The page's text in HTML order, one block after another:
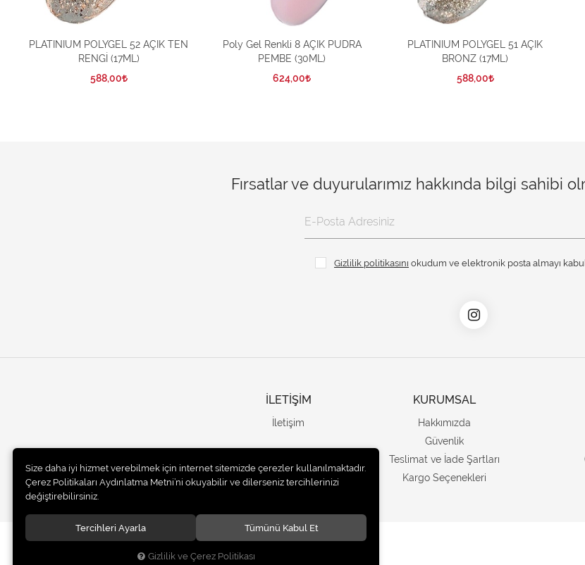
PLATINIUM POLYGEL 52 AÇIK TEN
RENGİ (17ML)
588,00
Poly Gel Renkli 8 AÇIK PUDRA
PEMBE (30ML)
624,00
PLATINIUM POLYGEL 51 AÇIK
BRONZ (17ML)
588,00
Fırsatlar ve duyurularımız hakkında bilgi sahibi
Gizlilik politikasını okudum ve elektronik posta almayı
İLETİŞİM
İletişim
KURUMSAL
Hakkımızda
Güvenlik
Teslimat ve İade Şartları
Kargo Seçenekleri
Size daha iyi hizmet verebilmek için internet sitemizde çerezler kullanılmaktadır.
Çerez Politikaları Aydınlatma Metni’ni okuyabilir ve dilerseniz tercihlerinizi
değiştirebilirsiniz.
Tercihleri Ayarla Tümünü Kabul Et
Gizlilik ve Çerez Politikası